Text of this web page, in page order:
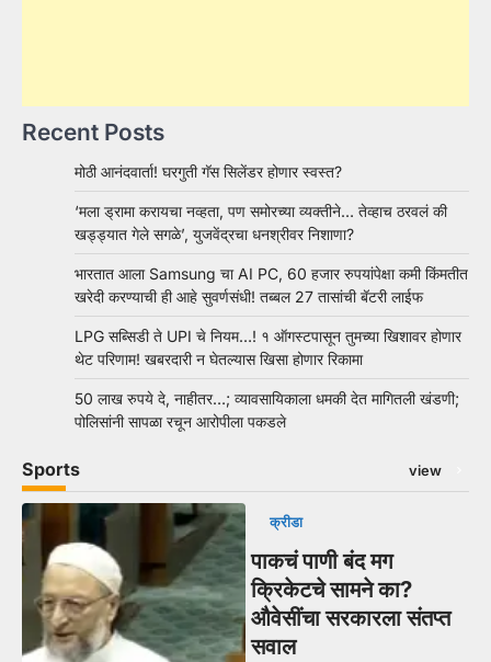
Recent Posts
मोठी आनंदवार्ता! घरगुती गॅस सिलेंडर होणार स्वस्त?
‘मला ड्रामा करायचा नव्हता, पण समोरच्या व्यक्तीने… तेव्हाच ठरवलं की
खड्ड्यात गेले सगळे’, युजवेंद्रचा धनश्रीवर निशाणा?
भारतात आला Samsung चा AI PC, 60 हजार रुपयांपेक्षा कमी किंमतीत
खरेदी करण्याची ही आहे सुवर्णसंधी! तब्बल 27 तासांची बॅटरी लाईफ
LPG सब्सिडी ते UPI चे नियम…! १ ऑगस्टपासून तुमच्या खिशावर होणार
थेट परिणाम! खबरदारी न घेतल्यास खिसा होणार रिकामा
50 लाख रुपये दे, नाहीतर…; व्यावसायिकाला धमकी देत मागितली खंडणी;
पोलिसांनी सापळा रचून आरोपीला पकडले
Sports view
क्रीडा
पाकचं पाणी बंद मग
क्रिकेटचे सामने का?
औवेसींचा सरकारला संतप्त
सवाल